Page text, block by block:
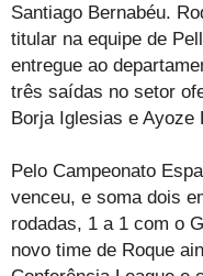
Santiago Bernabéu.
titular na equipe de
entregue ao
três saídas no setor
Borja Iglesias e Ayoze
Pelo Campeonato
venceu, e soma dois
rodadas, 1 a 1 com o
novo time de Roque